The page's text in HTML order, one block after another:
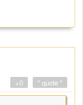
" quote "
+0